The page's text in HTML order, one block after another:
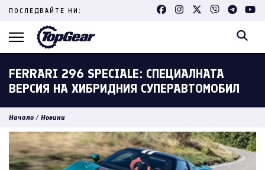
Skip
content
ПОСЛЕДВАЙТЕ НИ:
FERRARI 296 SPECIALE: СПЕЦИАЛНАТА
ВЕРСИЯ НА ХИБРИДНИЯ СУПЕРАВТОМОБИЛ
Начало / Новини